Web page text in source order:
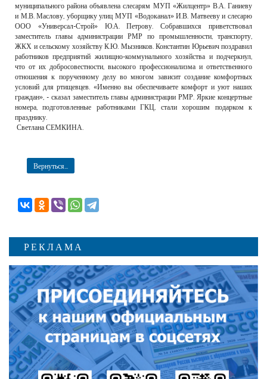
муниципального района объявлена слесарям МУП «Жилцентр» В.А. Ганиеву
и М.В. Маслову, уборщику улиц МУП «Водоканал» И.В. Матвееву и слесарю
ООО «Универсал-Строй» Ю.А. Петрову. Собравшихся приветствовал
заместитель главы администрации РМР по промышленности, транспорту,
ЖКХ и сельскому хозяйству К.Ю. Мызников. Константин Юрьевич поздравил
работников предприятий жилищно-коммунального хозяйства и подчеркнул,
что от их добросовестности, высокого профессионализма и ответственного
отношения к порученному делу во многом зависит создание комфортных
условий для ртищевцев. «Именно вы обеспечиваете комфорт и уют наших
граждан», - сказал заместитель главы администрации РМР. Яркие концертные
номера, подготовленные работниками ГКЦ, стали хорошим подарком к
празднику.
Светлана СЕМКИНА.
Вернуться...
РЕКЛАМА